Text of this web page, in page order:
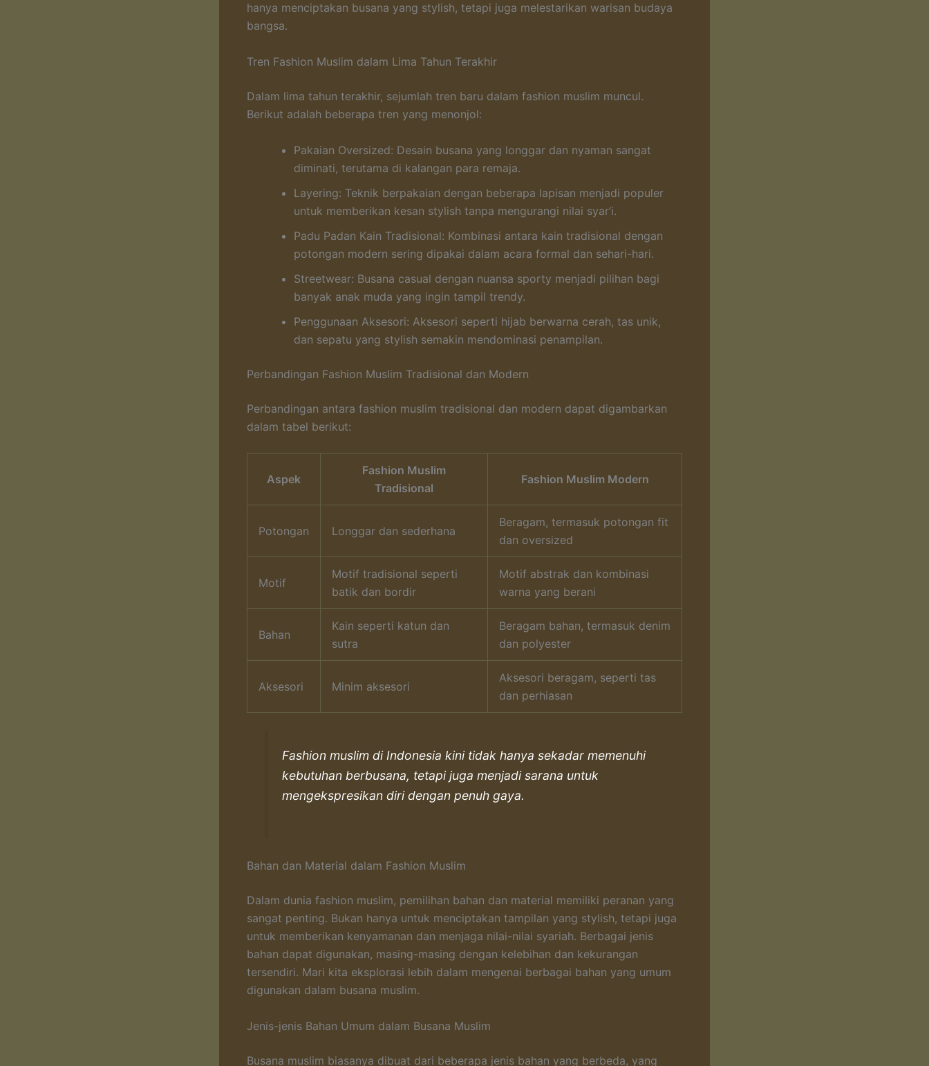
hanya menciptakan busana yang stylish, tetapi juga melestarikan warisan budaya
bangsa.
Tren Fashion Muslim dalam Lima Tahun Terakhir
Dalam lima tahun terakhir, sejumlah tren baru dalam fashion muslim muncul.
Berikut adalah beberapa tren yang menonjol:
Pakaian Oversized: Desain busana yang longgar dan nyaman sangat
diminati, terutama di kalangan para remaja.
Layering: Teknik berpakaian dengan beberapa lapisan menjadi populer
untuk memberikan kesan stylish tanpa mengurangi nilai syar’i.
Padu Padan Kain Tradisional: Kombinasi antara kain tradisional dengan
potongan modern sering dipakai dalam acara formal dan sehari-hari.
Streetwear: Busana casual dengan nuansa sporty menjadi pilihan bagi
banyak anak muda yang ingin tampil trendy.
Penggunaan Aksesori: Aksesori seperti hijab berwarna cerah, tas unik,
dan sepatu yang stylish semakin mendominasi penampilan.
Perbandingan Fashion Muslim Tradisional dan Modern
Perbandingan antara fashion muslim tradisional dan modern dapat digambarkan
dalam tabel berikut:
Aspek
Fashion Muslim
Tradisional
Fashion Muslim Modern
Potongan Longgar dan sederhana
Beragam, termasuk potongan fit
dan oversized
Motif
Motif tradisional seperti
batik dan bordir
Motif abstrak dan kombinasi
warna yang berani
Bahan
Kain seperti katun dan
sutra
Beragam bahan, termasuk denim
dan polyester
Aksesori Minim aksesori
Aksesori beragam, seperti tas
dan perhiasan
Fashion muslim di Indonesia kini tidak hanya sekadar memenuhi
kebutuhan berbusana, tetapi juga menjadi sarana untuk
mengekspresikan diri dengan penuh gaya.
Bahan dan Material dalam Fashion Muslim
Dalam dunia fashion muslim, pemilihan bahan dan material memiliki peranan yang
sangat penting. Bukan hanya untuk menciptakan tampilan yang stylish, tetapi juga
untuk memberikan kenyamanan dan menjaga nilai-nilai syariah. Berbagai jenis
bahan dapat digunakan, masing-masing dengan kelebihan dan kekurangan
tersendiri. Mari kita eksplorasi lebih dalam mengenai berbagai bahan yang umum
digunakan dalam busana muslim.
Jenis-jenis Bahan Umum dalam Busana Muslim
Busana muslim biasanya dibuat dari beberapa jenis bahan yang berbeda, yang